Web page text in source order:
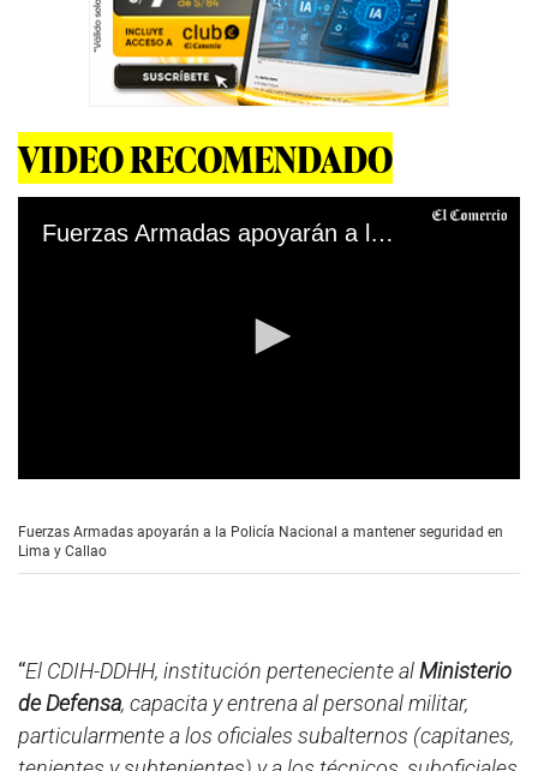
VIDEO RECOMENDADO
Fuerzas Armadas apoyarán a la Policía Nacional a mantener seguridad en Lima y Callao
e
c
f
2
m
i
n
Fuerzas Armadas apoyarán a la Policía Nacional a mantener seguridad en
Lima y Callao
“El CDIH-DDHH, institución perteneciente alMinisterio
de Defensa, capacita y entrena al personal militar,
particularmente a los oficiales subalternos (capitanes,